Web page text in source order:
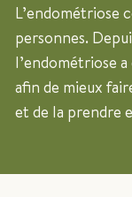
L’endométriose
personnes.
l’endométriose
afin de mieux
et de la prendre